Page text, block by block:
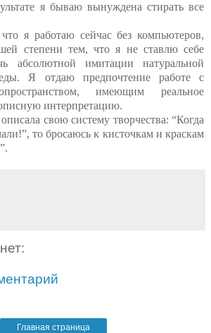
я бываю вынуждена стирать все
я работаю сейчас без компьютеров,
степени тем, что я не ставлю себе
абсолютной имитации натуральной
Я отдаю предпочтение работе с
имеющим реальное
интерпретацию.
свою систему творчества: “Когда
то бросаюсь к кисточкам и краскам
Главная страница